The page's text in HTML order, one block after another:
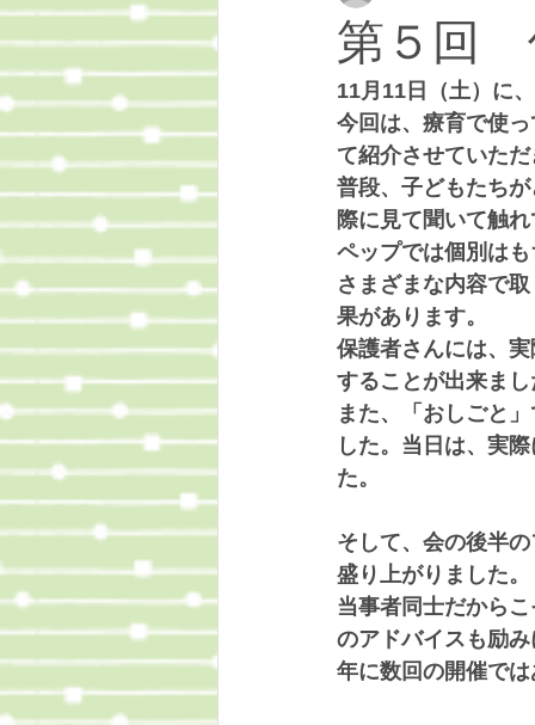
第５回
11月11日（土）に
今回は、療育で使
て紹介させていた
普段、子どもたち
際に見て聞いて触
ペップでは個別は
さまざまな内容で
果があります。
保護者さんには、
することが出来まし
また、「おしごと
した。当日は、実
た。
そして、会の後半
盛り上がりました。
当事者同士だから
のアドバイスも励
年に数回の開催で